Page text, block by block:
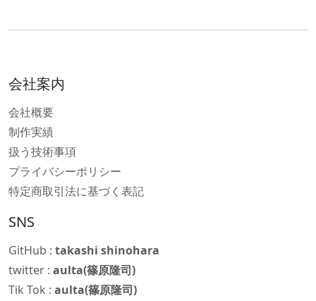
会社案内
会社概要
制作実績
扱う技術事項
プライバシーポリシー
特定商取引法に基づく表記
SNS
GitHub : takashi shinohara
twitter : aulta(篠原隆司)
Tik Tok : aulta(篠原隆司)